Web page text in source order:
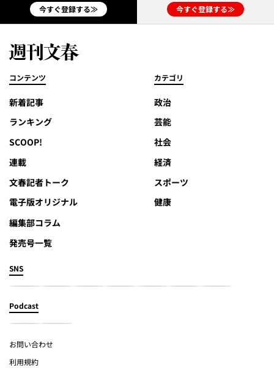
今すぐ登録する≫ 今すぐ登録する≫
コンテンツ
新着記事
ランキング
SCOOP!
連載
文春記者トーク
電子版オリジナル
編集部コラム
発売号一覧
カテゴリ
政治
芸能
社会
経済
スポーツ
健康
SNS
Podcast
お問い合わせ
利用規約